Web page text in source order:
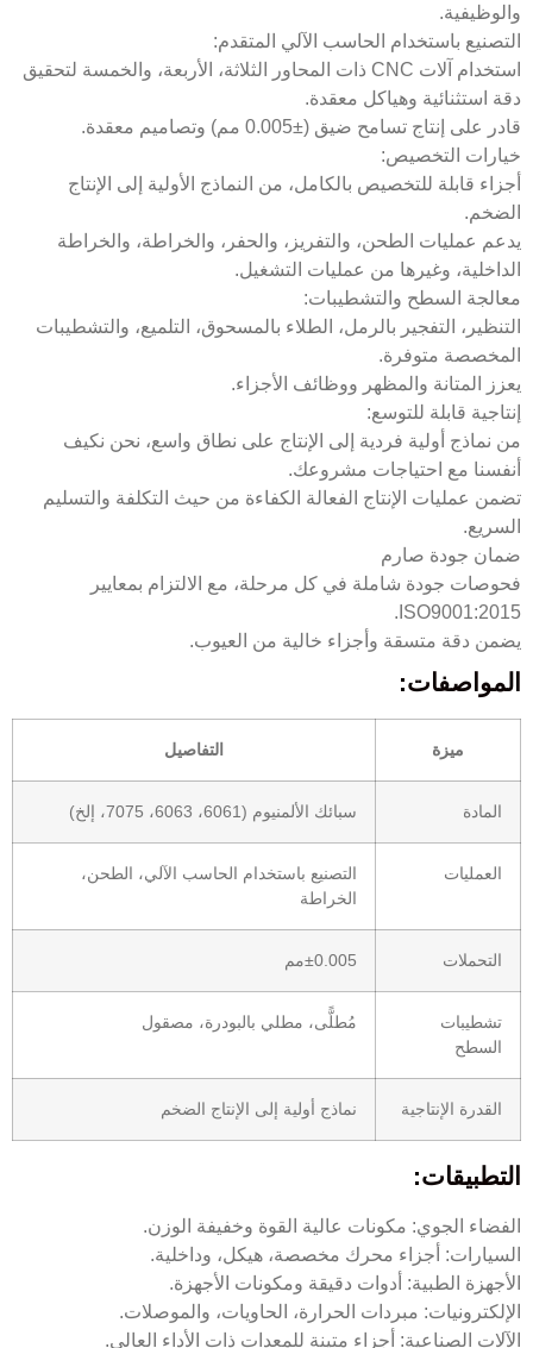
والوظيفية.
التصنيع باستخدام الحاسب الآلي المتقدم:
استخدام آلات CNC ذات المحاور الثلاثة، الأربعة، والخمسة لتحقيق
دقة استثنائية وهياكل معقدة.
قادر على إنتاج تسامح ضيق (±0.005 مم) وتصاميم معقدة.
خيارات التخصيص:
أجزاء قابلة للتخصيص بالكامل، من النماذج الأولية إلى الإنتاج
الضخم.
يدعم عمليات الطحن، والتفريز، والحفر، والخراطة، والخراطة
الداخلية، وغيرها من عمليات التشغيل.
معالجة السطح والتشطيبات:
التنظير، التفجير بالرمل، الطلاء بالمسحوق، التلميع، والتشطيبات
المخصصة متوفرة.
يعزز المتانة والمظهر ووظائف الأجزاء.
إنتاجية قابلة للتوسع:
من نماذج أولية فردية إلى الإنتاج على نطاق واسع، نحن نكيف
أنفسنا مع احتياجات مشروعك.
تضمن عمليات الإنتاج الفعالة الكفاءة من حيث التكلفة والتسليم
السريع.
ضمان جودة صارم
فحوصات جودة شاملة في كل مرحلة، مع الالتزام بمعايير
ISO9001:2015.
يضمن دقة متسقة وأجزاء خالية من العيوب.
المواصفات:
ميزة التفاصيل
المادة سبائك الألمنيوم (6061، 6063، 7075، إلخ)
العمليات
التصنيع باستخدام الحاسب الآلي، الطحن،
الخراطة
التحملات ±0.005مم
تشطيبات
السطح
مُطلًّى، مطلي بالبودرة، مصقول
القدرة الإنتاجية نماذج أولية إلى الإنتاج الضخم
التطبيقات:
الفضاء الجوي: مكونات عالية القوة وخفيفة الوزن.
السيارات: أجزاء محرك مخصصة، هيكل، وداخلية.
الأجهزة الطبية: أدوات دقيقة ومكونات الأجهزة.
الإلكترونيات: مبردات الحرارة، الحاويات، والموصلات.
الآلات الصناعية: أجزاء متينة للمعدات ذات الأداء العالي.